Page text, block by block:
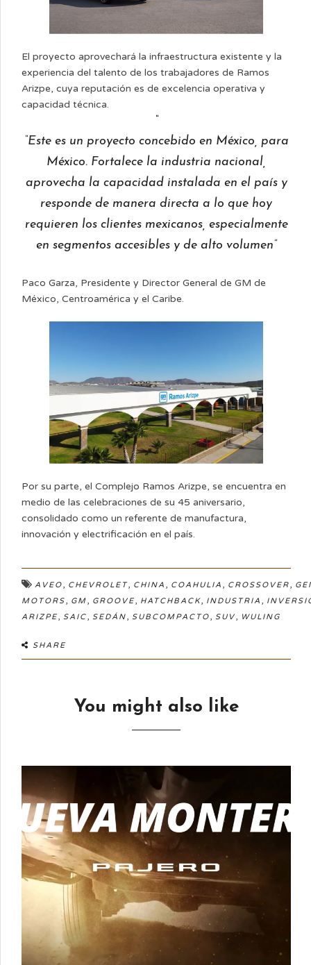
El proyecto aprovechará la infraestructura existente y la
experiencia del talento de los trabajadores de Ramos
Arizpe, cuya reputación es de excelencia operativa y
capacidad técnica.
“Este es un proyecto concebido en México, para
México. Fortalece la industria nacional,
aprovecha la capacidad instalada en el país y
responde de manera directa a lo que hoy
requieren los clientes mexicanos, especialmente
en segmentos accesibles y de alto volumen”
Paco Garza, Presidente y Director General de GM de
México, Centroamérica y el Caribe.
Por su parte, el Complejo Ramos Arizpe, se encuentra en
medio de las celebraciones de su 45 aniversario,
consolidado como un referente de manufactura,
innovación y electrificación en el país.
AVEO, CHEVROLET, CHINA , COAHULIA , CROSSOVER,
MOTORS, GM, GROOVE, HATCHBACK, INDUSTRIA ,
ARIZPE, SAIC, SEDÁN, SUBCOMPACTO, SUV, WULING
SHARE
You might also like